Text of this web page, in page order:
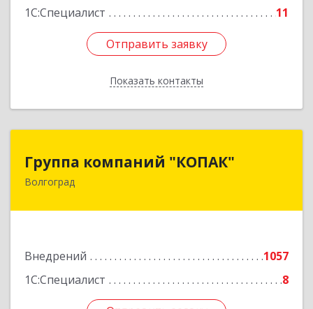
1С:Специалист
11
Отправить заявку
Показать контакты
Отправить заявку
Назад
Группа компаний "КОПАК"
Волгоград
Внедрений
1057
1С:Специалист
8
Группа компаний "КОПАК"
400081, Волгоградская обл, Волгоград г,